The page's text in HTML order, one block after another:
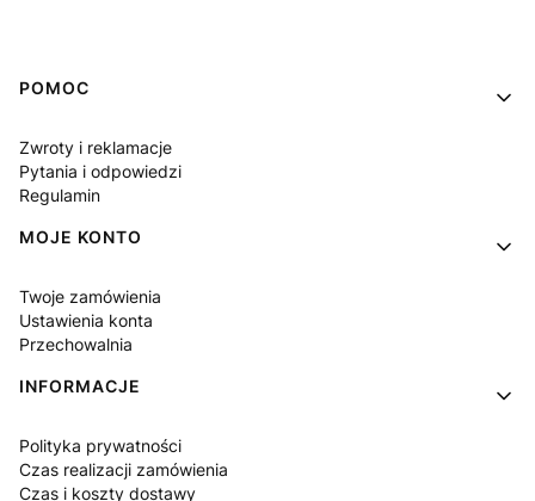
Linki w stopce
POMOC
Zwroty i reklamacje
Pytania i odpowiedzi
Regulamin
MOJE KONTO
Twoje zamówienia
Ustawienia konta
Przechowalnia
INFORMACJE
Polityka prywatności
Czas realizacji zamówienia
Czas i koszty dostawy